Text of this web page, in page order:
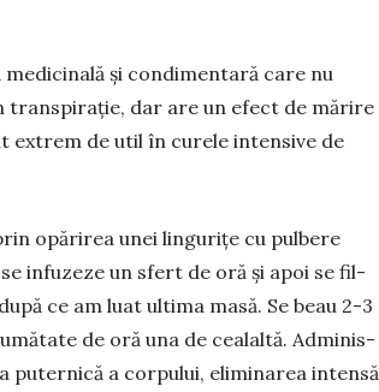
și condimentară care nu
trans­pi­rație, dar are un efect de mărire
extrem de util în curele intensive de
opărirea unei lingurițe cu pulbere
infu­zeze un sfert de oră și apoi se fil­
ce am luat ul­tima masă. Se beau 2-3
de oră una de cealaltă. Admi­nis­
puternică a corpului, eliminarea intensă